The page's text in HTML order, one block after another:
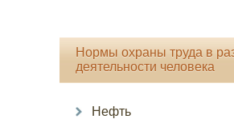
Нормы охраны труда в
деятельности человека
Нефть